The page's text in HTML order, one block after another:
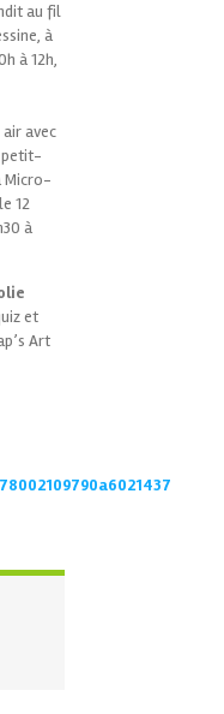
au fil
à
à 12h,
avec
petit-
Micro-
12
à
et
Art